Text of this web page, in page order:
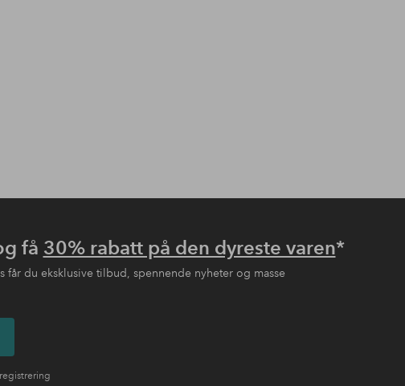
få 30% rabatt på den dyreste varen*
får du eksklusive tilbud, spennende nyheter og masse